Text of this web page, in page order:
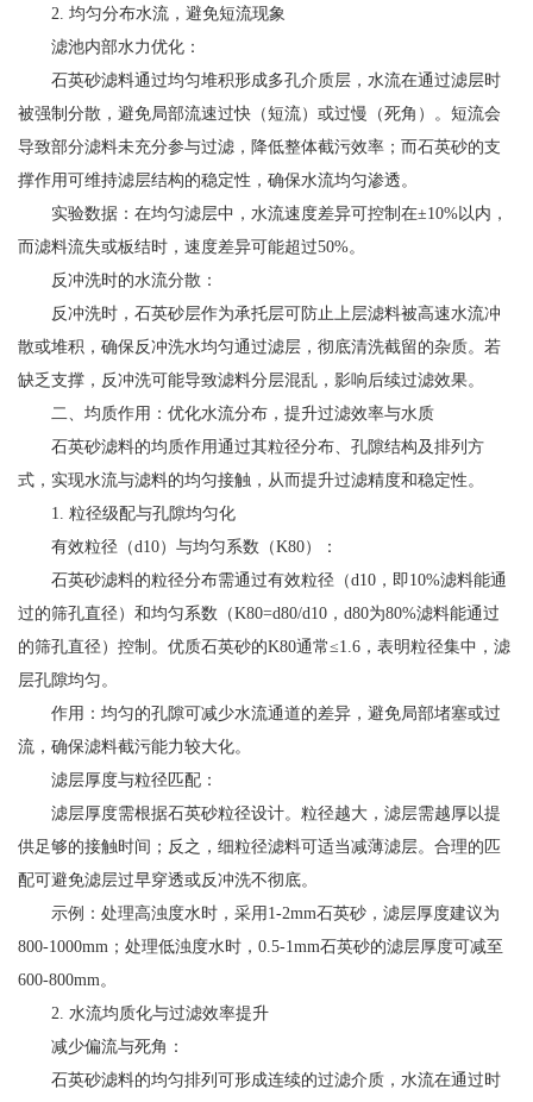
2. 均匀分布水流，避免短流现象
滤池内部水力优化：
石英砂滤料通过均匀堆积形成多孔介质层，水流在通过滤层时
被强制分散，避免局部流速过快（短流）或过慢（死角）。短流会
导致部分滤料未充分参与过滤，降低整体截污效率；而石英砂的支
撑作用可维持滤层结构的稳定性，确保水流均匀渗透。
实验数据：在均匀滤层中，水流速度差异可控制在±10%以内，
而滤料流失或板结时，速度差异可能超过50%。
反冲洗时的水流分散：
反冲洗时，石英砂层作为承托层可防止上层滤料被高速水流冲
散或堆积，确保反冲洗水均匀通过滤层，彻底清洗截留的杂质。若
缺乏支撑，反冲洗可能导致滤料分层混乱，影响后续过滤效果。
二、均质作用：优化水流分布，提升过滤效率与水质
石英砂滤料的均质作用通过其粒径分布、孔隙结构及排列方
式，实现水流与滤料的均匀接触，从而提升过滤精度和稳定性。
1. 粒径级配与孔隙均匀化
有效粒径（d10）与均匀系数（K80）：
石英砂滤料的粒径分布需通过有效粒径（d10，即10%滤料能通
过的筛孔直径）和均匀系数（K80=d80/d10，d80为80%滤料能通过
的筛孔直径）控制。优质石英砂的K80通常≤1.6，表明粒径集中，滤
层孔隙均匀。
作用：均匀的孔隙可减少水流通道的差异，避免局部堵塞或过
流，确保滤料截污能力较大化。
滤层厚度与粒径匹配：
滤层厚度需根据石英砂粒径设计。粒径越大，滤层需越厚以提
供足够的接触时间；反之，细粒径滤料可适当减薄滤层。合理的匹
配可避免滤层过早穿透或反冲洗不彻底。
示例：处理高浊度水时，采用1-2mm石英砂，滤层厚度建议为
800-1000mm；处理低浊度水时，0.5-1mm石英砂的滤层厚度可减至
600-800mm。
2. 水流均质化与过滤效率提升
减少偏流与死角：
石英砂滤料的均匀排列可形成连续的过滤介质，水流在通过时